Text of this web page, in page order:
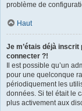
problème de
Haut
Je m’étais déjà
connecter ?!
Il est possible qu’un
pour une quelconque
périodiquement les
données. Si tel était le
plus activement aux